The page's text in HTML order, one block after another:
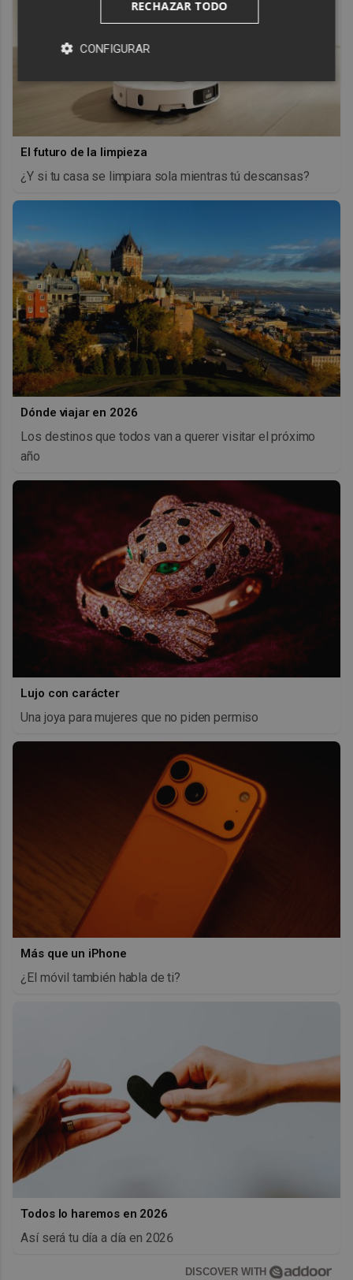
El futuro de la limpieza
¿Y si tu casa se limpiara sola mientras tú descansas?
Dónde viajar en 2026
Los destinos que todos van a querer visitar el próximo
año
Lujo con carácter
Una joya para mujeres que no piden permiso
Más que un iPhone
¿El móvil también habla de ti?
Todos lo haremos en 2026
Así será tu día a día en 2026
DISCOVER WITH
RECHAZAR TODO
CONFIGURAR